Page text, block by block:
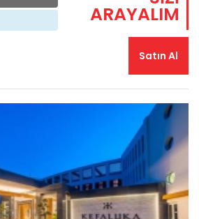
ARAYALIM
Satın Al